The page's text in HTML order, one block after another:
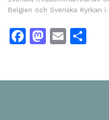
Belgien och Svenska Kyrkan i
Facebook
Email